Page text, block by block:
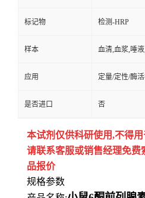
标记物 检测-HRP
样本 血清,血浆,唾
应用 定量/定性/酶
是否进口 否
本试剂仅供科研使用,不得
请联系客服或销售经理免费
品报价
规格参数